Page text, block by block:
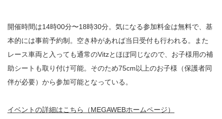
開催時間は14時00分〜18時30分。気になる参加料金は無料で、基
本的には事前予約制。空き枠があれば当日受付も行われる。また
レース車両と入っても通常のVitzとほぼ同じなので、お子様用の補
助シートも取り付け可能。そのため75cm以上のお子様（保護者同
伴が必要）から参加可能となっている。
イベントの詳細はこちら（MEGAWEBホームページ）